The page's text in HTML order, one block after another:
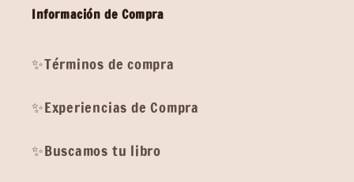
Información de Compra
✨Términos de compra
✨Experiencias de Compra
✨Buscamos tu libro